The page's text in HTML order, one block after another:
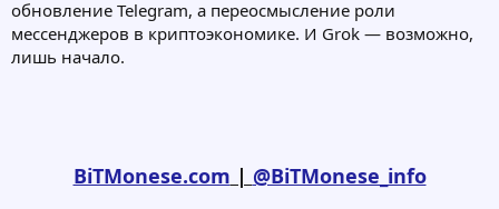
обновление Telegram, а переосмысление роли
мессенджеров в криптоэкономике. И Grok — возможно,
лишь начало.
BiTMonese.com | @BiTMonese_info